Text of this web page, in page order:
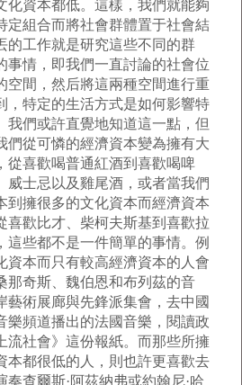
化資本都低。這樣，我們就能夠
定組合而將社會群體置于社會結
的工作就是研究這些不同的群
事情，即我們一直討論的社會位
空間，然后將這兩種空間進行重
，特定的生活方式是如何影響特
我們或許直覺地知道這一點，但
們從可憐的經濟資本變為擁有大
從喜歡喝普通紅酒到喜歡喝啤
威士忌以及雞尾酒，或者當我們
到擁很多的文化資本而經濟資本
喜歡比才、柴柯夫斯基到喜歡拉
這些都不是一件簡單的事情。例
資本而只有較高經濟資本的人會
那奇斯、魏伯恩和布列茲的音
藝術展廊與先鋒派集會，去中國
樂頻道播出的法國音樂，閱讀政
流社會》這份報紙。而那些所擁
本都很低的人，則也許更喜歡去
查爾斯·阿茲納弗或約翰尼·哈